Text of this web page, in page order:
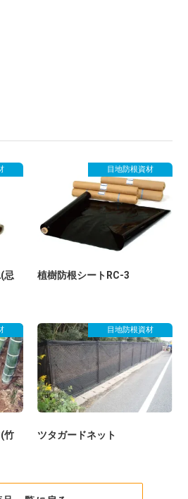
忌
目地防根資材
植樹防根シートRC-3
竹
目地防根資材
ツタガードネット